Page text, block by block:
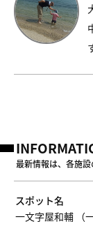
最新情報は、各施設
スポット名
一文字屋和輔 （一